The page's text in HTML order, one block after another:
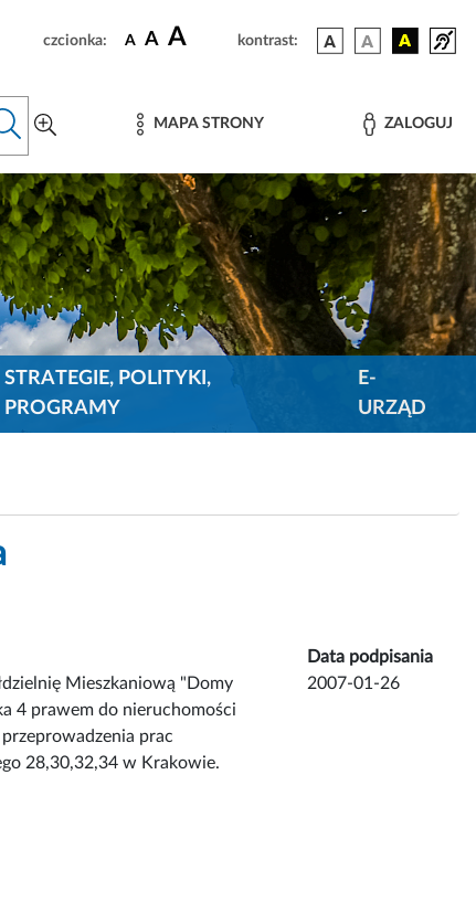
czcionka: A A A kontrast:
MAPA STRONY ZALOGUJ
STRATEGIE, POLITYKI,
PROGRAMY
E-
URZĄD
Data podpisania
Mieszkaniową "Domy
4 prawem do nieruchomości
prac
28,30,32,34 w Krakowie.
2007-01-26